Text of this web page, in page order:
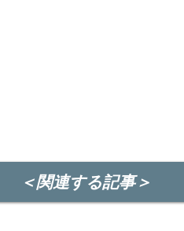
＜関連する記事＞